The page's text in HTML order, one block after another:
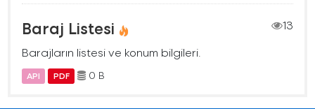
Baraj Listesi
13
Barajların listesi ve konum bilgileri.
API PDF 0 B